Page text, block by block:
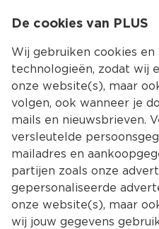
Terug
De cookies van PLUS
Wij gebruiken cookies
technologieën, zodat wij
onze website(s), maar
volgen, ook wanneer je
mails en nieuwsbrieven.
versleutelde
mailadres en
partijen zoals onze
gepersonaliseerde
onze website(s), maar
wij jouw gegevens